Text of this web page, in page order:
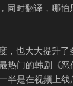
同时翻译，哪怕
，也大大提升了
热门的韩剧《恶
半是在视频上